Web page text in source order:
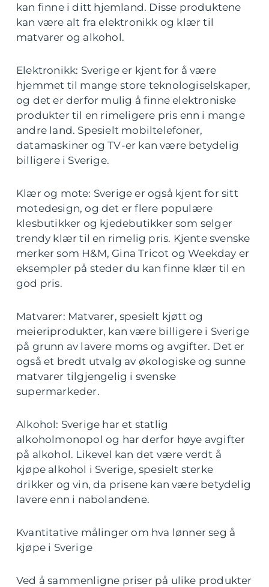
kan finne i ditt hjemland. Disse produktene
kan være alt fra elektronikk og klær til
matvarer og alkohol.
Elektronikk: Sverige er kjent for å være
hjemmet til mange store teknologiselskaper,
og det er derfor mulig å finne elektroniske
produkter til en rimeligere pris enn i mange
andre land. Spesielt mobiltelefoner,
datamaskiner og TV-er kan være betydelig
billigere i Sverige.
Klær og mote: Sverige er også kjent for sitt
motedesign, og det er flere populære
klesbutikker og kjedebutikker som selger
trendy klær til en rimelig pris. Kjente svenske
merker som H&M, Gina Tricot og Weekday er
eksempler på steder du kan finne klær til en
god pris.
Matvarer: Matvarer, spesielt kjøtt og
meieriprodukter, kan være billigere i Sverige
på grunn av lavere moms og avgifter. Det er
også et bredt utvalg av økologiske og sunne
matvarer tilgjengelig i svenske
supermarkeder.
Alkohol: Sverige har et statlig
alkoholmonopol og har derfor høye avgifter
på alkohol. Likevel kan det være verdt å
kjøpe alkohol i Sverige, spesielt sterke
drikker og vin, da prisene kan være betydelig
lavere enn i nabolandene.
Kvantitative målinger om hva lønner seg å
kjøpe i Sverige
Ved å sammenligne priser på ulike produkter